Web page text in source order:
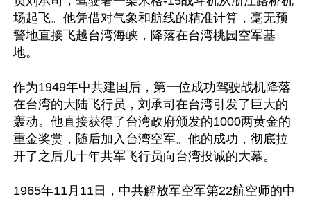
场起飞。他凭借对气象和航线的精准计算，毫无预
警地直接飞越台湾海峡，降落在台湾桃园空军基
地。
作为1949年中共建国后，第一位成功驾驶战机降落
在台湾的大陆飞行员，刘承司在台湾引发了巨大的
轰动。他直接获得了台湾政府颁发的1000两黄金的
重金奖赏，随后加入台湾空军。他的成功，彻底拉
开了之后几十年共军飞行员向台湾投诚的大幕。
1965年11月11日，中共解放军空军第22航空师的中